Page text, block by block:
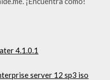
4.1.0.1
server 12 sp3 iso